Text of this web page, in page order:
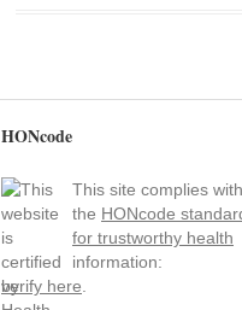
HONcode
This site complies with
the HONcode
for trustworthy health
information:
verify here